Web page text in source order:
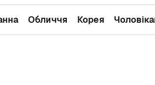
Обличчя Корея